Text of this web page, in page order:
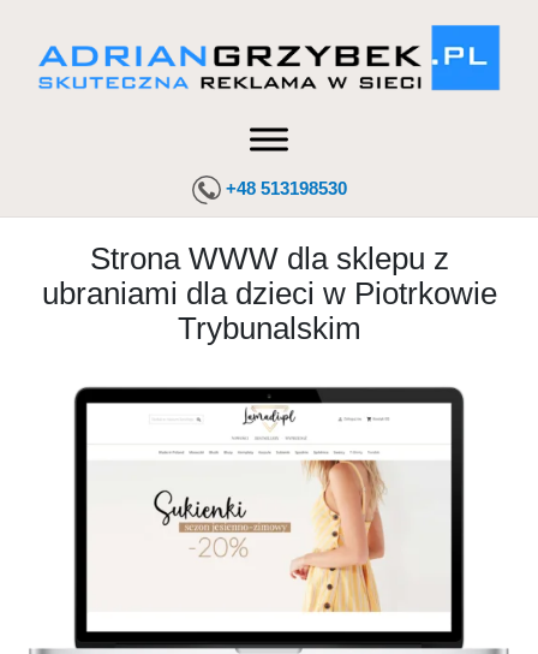
+48 513198530
Strona WWW dla sklepu z
ubraniami dla dzieci w Piotrkowie
Trybunalskim